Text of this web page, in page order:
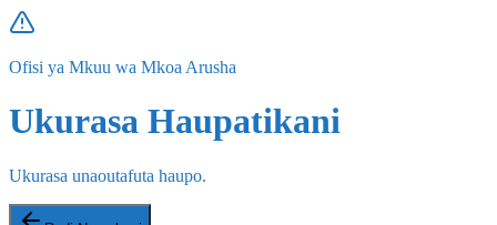
Ofisi ya Mkuu wa Mkoa Arusha
Ukurasa Haupatikani
Ukurasa unaoutafuta haupo.